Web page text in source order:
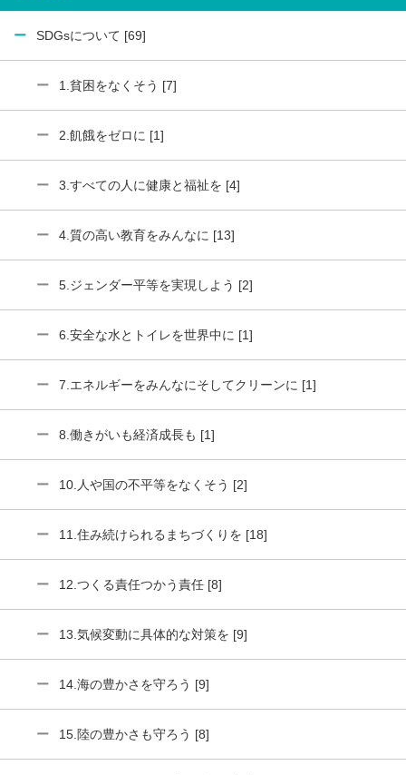
SDGsについて [69]
1.貧困をなくそう [7]
2.飢餓をゼロに [1]
3.すべての人に健康と福祉を [4]
4.質の高い教育をみんなに [13]
5.ジェンダー平等を実現しよう [2]
6.安全な水とトイレを世界中に [1]
7.エネルギーをみんなにそしてクリーンに [1]
8.働きがいも経済成長も [1]
10.人や国の不平等をなくそう [2]
11.住み続けられるまちづくりを [18]
12.つくる責任つかう責任 [8]
13.気候変動に具体的な対策を [9]
14.海の豊かさを守ろう [9]
15.陸の豊かさも守ろう [8]